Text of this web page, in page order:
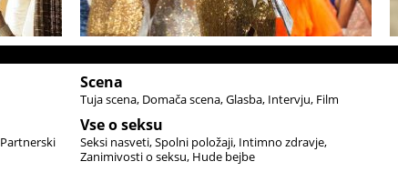
Partnerski
Scena
Tuja scena Domača scena Glasba Intervju Film
Vse o seksu
Seksi nasveti Spolni položaji Intimno zdravje
Zanimivosti o seksu Hude bejbe